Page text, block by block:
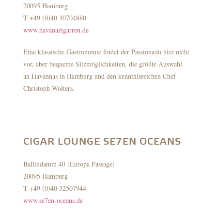
20095 Hamburg
T +49 (0)40 30704880
www.havanazigarren.de
Eine klassische Gastronomie findet der Passionado hier nicht
vor, aber bequeme Sitzmöglichkeiten, die größte Auswahl
an Havannas in Hamburg und den kenntnisreichen Chef
Christoph Wolters.
CIGAR LOUNGE SE7EN OCEANS
Ballindamm 40 (Europa Passage)
20095 Hamburg
T +49 (0)40 32507944
www.se7en-oceans.de